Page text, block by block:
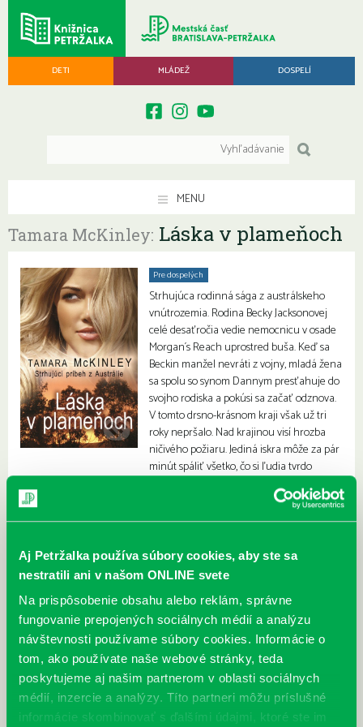
Aj Petržalka používa súbory cookies, aby ste sa
nestratili ani v našom ONLINE svete
Na prispôsobenie obsahu alebo reklám, správne
fungovanie prepojených sociálnych médií a analýzu
návštevnosti používame súbory cookies. Informácie o
tom, ako používate naše webové stránky, teda
poskytujeme aj našim partnerom v oblasti sociálnych
médií, inzercie a analýzy. Títo partneri môžu príslušné
informácie skombinovať s ďalšími údajmi, ktoré ste im
DETI MLÁDEŽ DOSPELÍ
MENU
Tamara McKinley: Láska v plameňoch
Pre dospelých
Strhujúca rodinná sága z austrálskeho
vnútrozemia. Rodina Becky Jacksonovej
celé desaťročia vedie nemocnicu v osade
Morgan´s Reach uprostred buša. Keď sa
Beckin manžel nevráti z vojny, mladá žena
sa spolu so synom Dannym presťahuje do
svojho rodiska a pokúsi sa začať odznova.
V tomto drsno-krásnom kraji však už tri
roky nepršalo. Nad krajinou visí hrozba
ničivého požiaru. Jediná iskra môže za pár
minút spáliť všetko, čo si ľudia tvrdo
vydobyli, a odhaliť tajomstvá, ktoré mali navždy zostať skryté…